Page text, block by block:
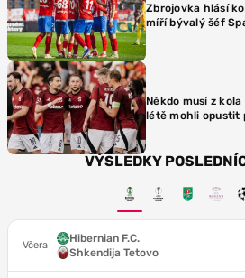
Zbrojovka hlásí
míří bývalý šéf
Někdo musí z
létě mohli opustit
VÝSLEDKY
Včera
Hibernian F.C.
Shkendija Tetovo